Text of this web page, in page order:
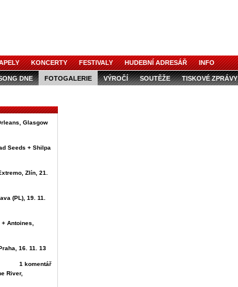
KONCERTY FESTIVALY HUDEBNÍ ADRESÁŘ INFO
DNE FOTOGALERIE VÝROČÍ SOUTĚŽE TISKOVÉ ZPRÁVY
Glasgow
Seeds + Shilpa
Zlín, 21.
(PL), 19. 11.
Antoines,
16. 11. 13
1 komentář
River,